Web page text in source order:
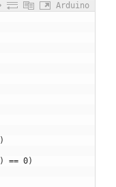
Arduino
)
) == 0)